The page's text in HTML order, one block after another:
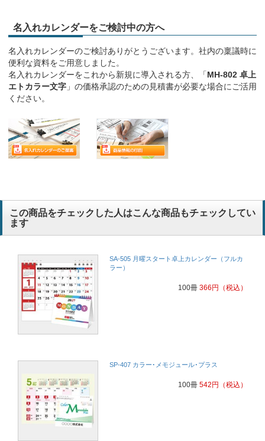
名入れカレンダーをご検討中の方へ
名入れカレンダーのご検討ありがとうございます。社内の稟議時に
便利な資料をご用意しました。
名入れカレンダーをこれから新規に導入される方、「MH-802 卓上
エトカラー文字 」の価格承認のための見積書が必要な場合にご活用
ください。
この商品をチェックした人はこんな商品もチェックしてい
ます
SA-505 月曜スタート卓上カレンダー（フルカ
ラー）
100冊 366円 （税込）
SP-407 カラー･メモジュール･プラス
100冊 542 円 （税込）